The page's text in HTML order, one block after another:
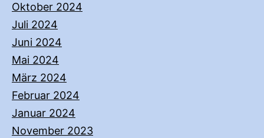
Oktober 2024
Juli 2024
Juni 2024
Mai 2024
März 2024
Februar 2024
Januar 2024
November 2023